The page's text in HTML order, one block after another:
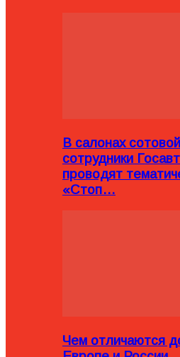
В салонах
сотрудники
проводят
«Стоп…
Чем отличаются